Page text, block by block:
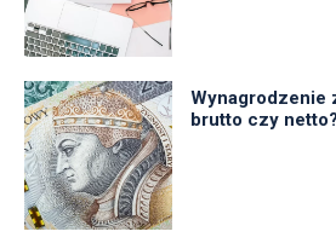
Wynagrodzenie
brutto czy